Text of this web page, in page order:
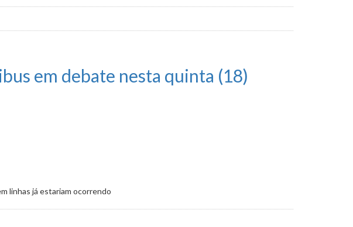
em debate nesta quinta (18)
linhas já estariam ocorrendo